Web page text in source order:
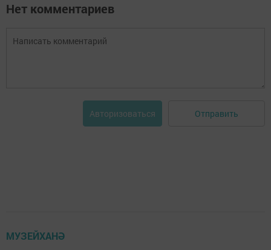
Нет комментариев
Авторизоваться Отправить
МУЗЕЙХАНӘ